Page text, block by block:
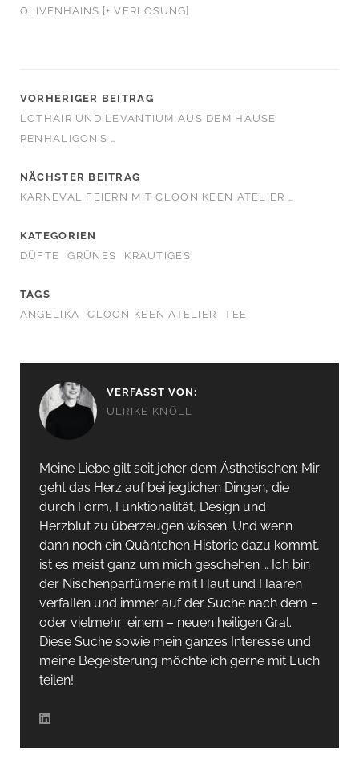
OLIVENHAINS [+ VERLOSUNG]
VORHERIGER BEITRAG
LOTHAIR UND LEVANTIUM AUS DEM HAUSE
PENHALIGON’S …
NÄCHSTER BEITRAG
KARNEVAL FEIERN MIT CLOON KEEN ATELIER …
KATEGORIEN
DÜFTE
GRÜNES KRAUTIGES
TAGS
ANGELIKA
CLOON KEEN ATELIER TEE
VERFASST VON:
ULRIKE KNÖLL
Meine Liebe gilt seit jeher dem Ästhetischen: Mir
geht das Herz auf bei jeglichen Dingen, die
durch Form, Funktionalität, Design und
Herzblut zu überzeugen wissen. Und wenn
dann noch ein Quäntchen Historie dazu kommt,
ist es meist ganz um mich geschehen … Ich bin
der Nischenparfümerie mit Haut und Haaren
verfallen und immer auf der Suche nach dem –
oder vielmehr: einem – neuen heiligen Gral.
Diese Suche sowie mein ganzes Interesse und
meine Begeisterung möchte ich gerne mit Euch
teilen!